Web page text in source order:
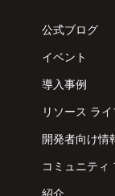
公式ブログ
イベント
導入事例
リソース ライ
開発者向け情
コミュニティ
紹介